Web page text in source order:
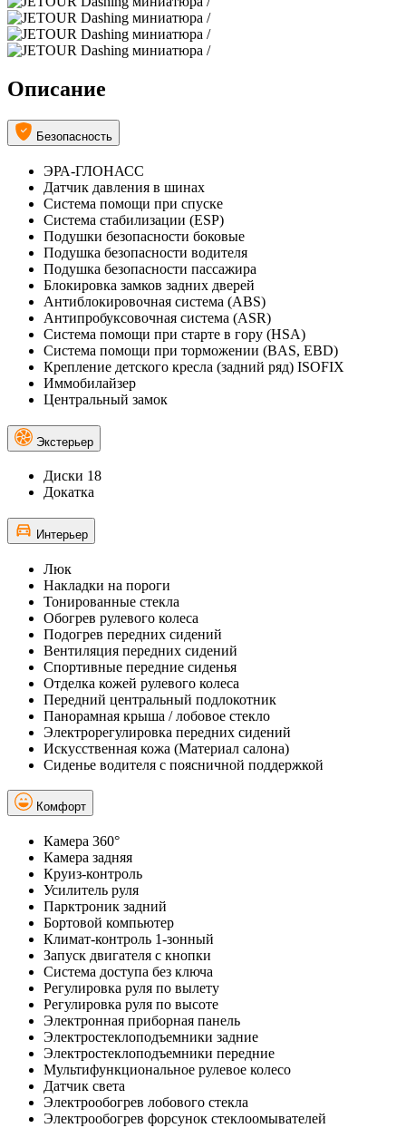
Описание
Безопасность
ЭРА-ГЛОНАСС
Датчик давления в шинах
Система помощи при спуске
Система стабилизации (ESP)
Подушки безопасности боковые
Подушка безопасности водителя
Подушка безопасности пассажира
Блокировка замков задних дверей
Антиблокировочная система (ABS)
Антипробуксовочная система (ASR)
Система помощи при старте в гору (HSA)
Система помощи при торможении (BAS, EBD)
Крепление детского кресла (задний ряд) ISOFIX
Иммобилайзер
Центральный замок
Экстерьер
Диски 18
Докатка
Интерьер
Люк
Накладки на пороги
Тонированные стекла
Обогрев рулевого колеса
Подогрев передних сидений
Вентиляция передних сидений
Спортивные передние сиденья
Отделка кожей рулевого колеса
Передний центральный подлокотник
Панорамная крыша / лобовое стекло
Электрорегулировка передних сидений
Искусственная кожа (Материал салона)
Сиденье водителя с поясничной поддержкой
Комфорт
Камера 360°
Камера задняя
Круиз-контроль
Усилитель руля
Парктроник задний
Бортовой компьютер
Климат-контроль 1-зонный
Запуск двигателя с кнопки
Система доступа без ключа
Регулировка руля по вылету
Регулировка руля по высоте
Электронная приборная панель
Электростеклоподъемники задние
Электростеклоподъемники передние
Мультифункциональное рулевое колесо
Датчик света
Электрообогрев лобового стекла
Электрообогрев форсунок стеклоомывателей